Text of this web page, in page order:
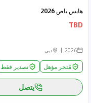
هايس باص 2026
TBD
2026 دبي
مُتجر مؤهل تصدير فقط
يتصل